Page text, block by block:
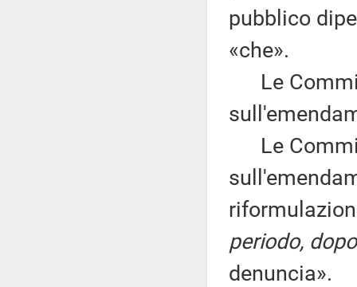
pubblico
«che».
Le
Le
periodo,
denuncia».